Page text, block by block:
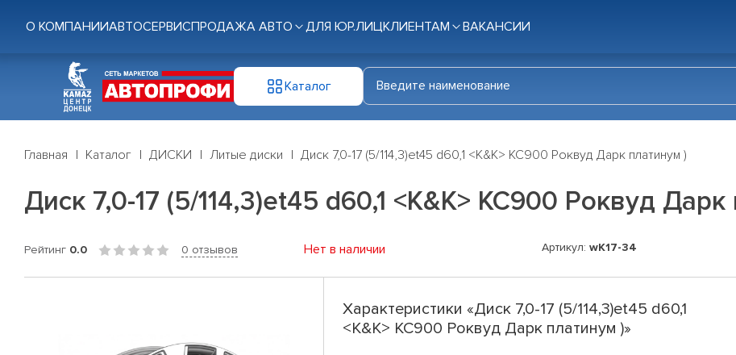
О КОМПАНИИАВТОСЕРВИСПРОДАЖА АВТО ДЛЯ ЮР.ЛИЦКЛИЕНТАМ ВАКАНСИИ
Каталог
Главная Каталог ДИСКИ Литые диски Диск 7,0-17 (5/114,3)et45 d60,1 <K&K> КС900 Роквуд Дарк платинум )
Диск 7,0-17 (5/114,3)et45 d60,1 <K&K> КС900 Роквуд
Рейтинг 0.0 0 отзывов Нет в наличии Артикул: wK17-34
Характеристики «Диск 7,0-17 (5/114,3)et45 d60,1
<K&K> КС900 Роквуд Дарк платинум )»